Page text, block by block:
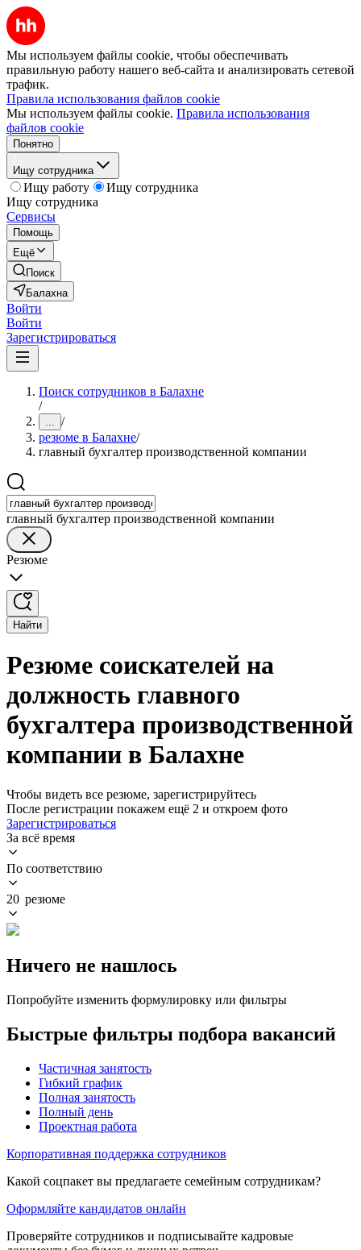
Мы используем файлы cookie, чтобы обеспечивать
правильную работу нашего веб-сайта и анализировать сетевой
трафик.
Правила использования файлов cookie
Мы используем файлы cookie. Правила использования
файлов cookie
Понятно
Ищу сотрудника
Ищу работу
Ищу сотрудника
Ищу сотрудника
Сервисы
Помощь
Ещё
Поиск
Балахна
Войти
Войти
Зарегистрироваться
Поиск сотрудников в Балахне
/
... /
резюме в Балахне/
главный бухгалтер производственной компании
главный бухгалтер производственной компании
Резюме
Найти
Резюме соискателей на
должность главного
бухгалтера производственной
компании в Балахне
Чтобы видеть все резюме, зарегистрируйтесь
После регистрации покажем ещё 2 и откроем фото
Зарегистрироваться
За всё время
По соответствию
20 резюме
Ничего не нашлось
Попробуйте изменить формулировку или фильтры
Быстрые фильтры подбора вакансий
Частичная занятость
Гибкий график
Полная занятость
Полный день
Проектная работа
Корпоративная поддержка сотрудников
Какой соцпакет вы предлагаете семейным сотрудникам?
Оформляйте кандидатов онлайн
Проверяйте сотрудников и подписывайте кадровые